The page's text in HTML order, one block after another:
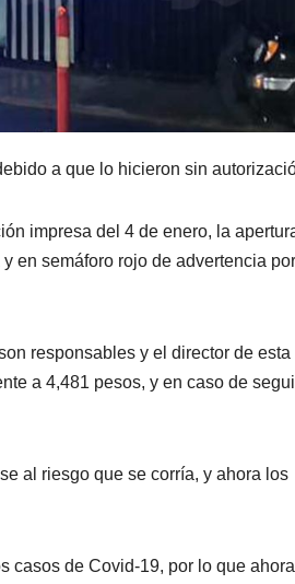
a que lo hicieron sin
impresa del 4 de enero, la
en semáforo rojo de advertencia por
responsables y el director de esta
a 4,481 pesos, y en caso de
al riesgo que se corría, y ahora los
casos de Covid-19, por lo que